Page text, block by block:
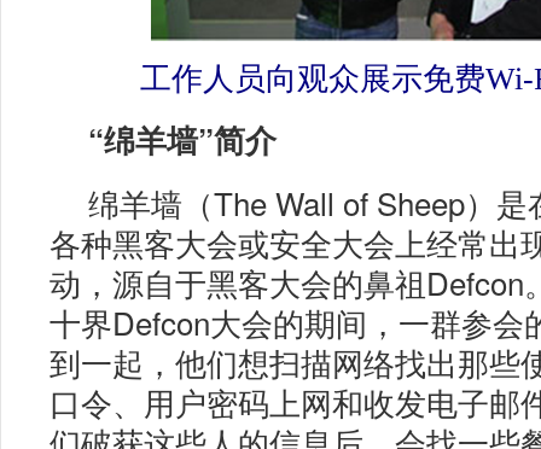
工作人员向观众展示免费
“绵羊墙”简介
绵羊墙（The Wall of Sheep）
各种黑客大会或安全大会上经常出
动，源自于黑客大会的鼻祖Defcon
十界Defcon大会的期间，一群参会
到一起，他们想扫描网络找出那些
口令、用户密码上网和收发电子邮